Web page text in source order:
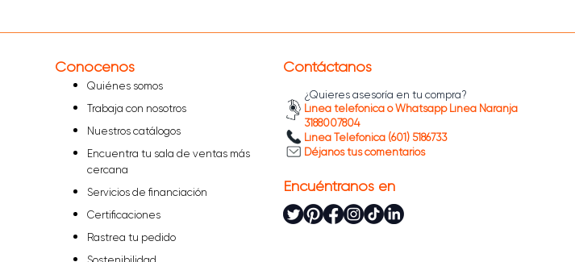
Conócenos
Quiénes somos
Trabaja con nosotros
Nuestros catálogos
Encuentra tu sala de ventas más
cercana
Servicios de financiación
Certificaciones
Rastrea tu pedido
Contáctanos
¿Quieres asesoría en tu compra?
Línea telefónica o Whatsapp Línea Naranja
3188007804
Línea Telefónica (601) 5186733
Déjanos tus comentarios
Encuéntranos en